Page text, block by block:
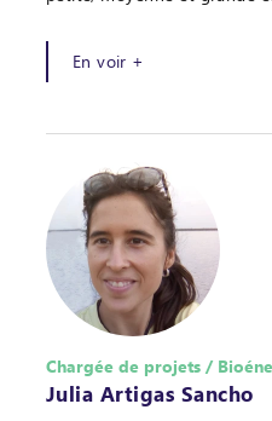
En voir +
Chargée de projets /
Julia Artigas Sancho